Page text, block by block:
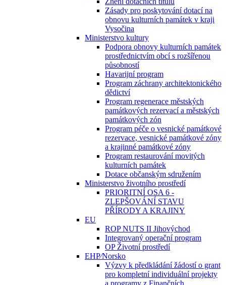
Zásady pro poskytování dotací na
obnovu kulturních památek v kraji
Vysočina
Ministerstvo kultury
Podpora obnovy kulturních památek
prostřednictvím obcí s rozšířenou
působností
Havarijní program
Program záchrany architektonického
dědictví
Program regenerace městských
památkových rezervací a městských
památkových zón
Program péče o vesnické památkové
rezervace, vesnické památkové zóny
a krajinné památkové zóny
Program restaurování movitých
kulturních památek
Dotace občanským sdružením
Ministerstvo životního prostředí
PRIORITNÍ OSA 6 -
ZLEPŠOVÁNÍ STAVU
PŘÍRODY A KRAJINY
EU
ROP NUTS II Jihovýchod
Integrovaný operační program
OP Životní prostředí
EHP⁄Norsko
Výzvy k předkládání žádostí o grant
pro kompletní individuální projekty
a programy z Finančních